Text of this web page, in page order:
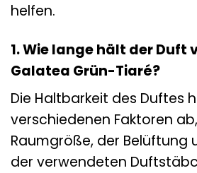
helfen.
1. Wie lange hält der Duft
Galatea Grün-Tiaré?
Die Haltbarkeit des Duftes
verschiedenen Faktoren
Raumgröße, der Belüftung
der verwendeten